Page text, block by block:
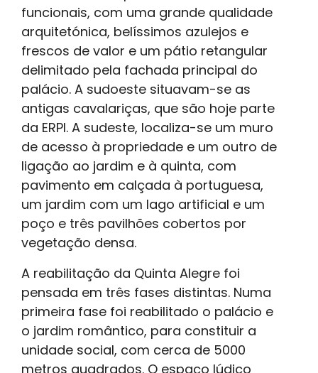
funcionais, com uma grande qualidade
arquitetónica, belíssimos azulejos e
frescos de valor e um pátio retangular
delimitado pela fachada principal do
palácio. A sudoeste situavam-se as
antigas cavalariças, que são hoje parte
da ERPI. A sudeste, localiza-se um muro
de acesso à propriedade e um outro de
ligação ao jardim e à quinta, com
pavimento em calçada à portuguesa,
um jardim com um lago artificial e um
poço e três pavilhões cobertos por
vegetação densa.
A reabilitação da Quinta Alegre foi
pensada em três fases distintas. Numa
primeira fase foi reabilitado o palácio e
o jardim romântico, para constituir a
unidade social, com cerca de 5000
metros quadrados. O espaço lúdico